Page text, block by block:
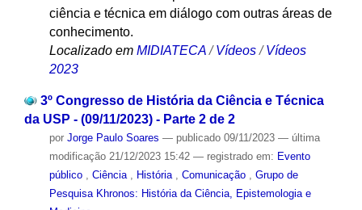
ciência e técnica em diálogo com outras áreas de
conhecimento.
Localizado em MIDIATECA /Vídeos /Vídeos
2023
3º Congresso de História da Ciência e Técnica
da USP - (09/11/2023) - Parte 2 de 2
por Jorge Paulo Soares — publicado09/11/2023 — última
modificação21/12/2023 15:42 — registrado em: Evento
público
Ciência História Comunicação
Grupo de
Pesquisa Khronos: História da Ciência, Epistemologia e